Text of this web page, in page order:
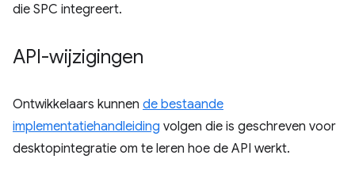
die SPC integreert.
API-wijzigingen
Ontwikkelaars kunnen de bestaande
implementatiehandleiding volgen die is geschreven voor
desktopintegratie om te leren hoe de API werkt.